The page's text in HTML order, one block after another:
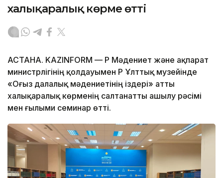
халықаралық көрме өтті
АСТАНА. KAZINFORM — ҚР Мәдениет және ақпарат
министрлігінің қолдауымен ҚР Ұлттық музейінде
«Оғыз далалық мәдениетінің іздері» атты
халықаралық көрменің салтанатты ашылу рәсімі
мен ғылыми семинар өтті.